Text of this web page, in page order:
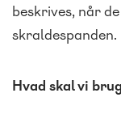
beskrives, når
skraldespanden.
Hvad skal vi